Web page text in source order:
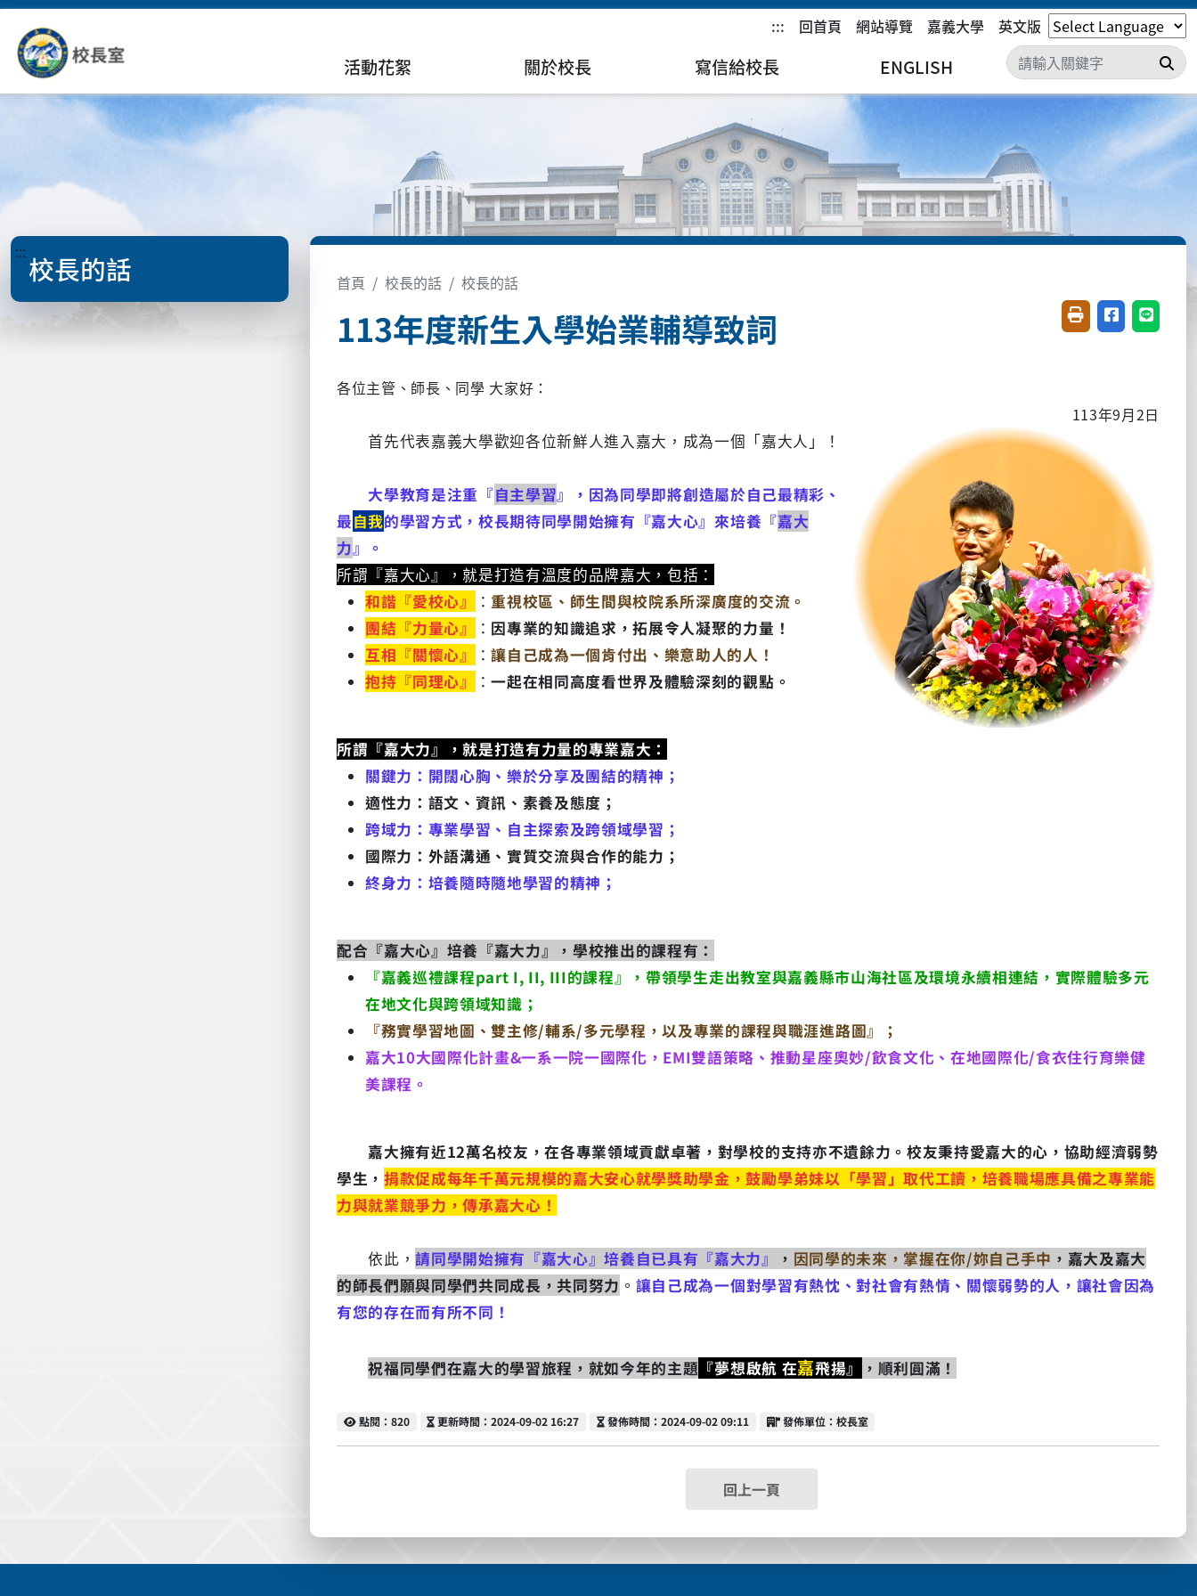
::: 回首頁 網站導覽 嘉義大學 英文版
活動花絮 關於校長 寫信給校長 ENGLISH 搜
::: 校長的話 首頁 校長的話 校長的話
113年度新生入學始業輔導致詞 友善列印(開新視窗)
分享至臉書(
分享至
各位主管、師長、同學 大家好：
113年9月2日
首先代表嘉義大學歡迎各位新鮮人進入嘉大，成為一個「嘉大人」！
大學教育是注重『自主學習』，因為同學即將創造屬於自己最精彩、
最自我的學習方式，校長期待同學開始擁有『嘉大心』來培養『嘉大
力』。
所謂『嘉大心』，就是打造有溫度的品牌嘉大，包括：
和諧『愛校心』
：重視校區、師生間與校院系所深廣度的交流。
團結『力量心』
： 因專業的知識追求，拓展令人凝聚的力量！
互相『關懷心』
：讓自己成為一個肯付出、樂意助人的人！
抱持『同理心』
：一起在相同高度看世界及體驗深刻的觀點。
所謂『嘉大力』，就是打造有力量的專業嘉大：
關鍵力：開闊心胸、樂於分享及團結的精神；
適性力：語文、資訊、素養及態度；
跨域力：專業學習、自主探索及跨領域學習；
國際力：外語溝通、實質交流與合作的能力；
終身力：培養隨時隨地學習的精神；
配合『嘉大心』培養『嘉大力』，學校推出的課程有：
『嘉義巡禮課程part I, II, III的課程』，帶領學生走出教室與嘉義縣市山海社區及環境永續相連結，實際體驗多元
在地文化與跨領域知識；
『務實學習地圖、雙主修/輔系/多元學程，以及專業的課程與職涯進路圖』；
嘉大10大國際化計畫&一系一院一國際化，EMI雙語策略、推動星座奧妙/飲食文化、在地國際化/食衣住行育樂健
美課程。
嘉大擁有近12萬名校友，在各專業領域貢獻卓著，對學校的支持亦不遺餘力。校友秉持愛嘉大的心，協助經濟弱勢
學生，捐款促成每年千萬元規模的嘉大安心就學獎助學金，鼓勵學弟妹以「學習」取代工讀，培養職場應具備之專業能
力與就業競爭力，傳承嘉大心！
依此，請同學開始擁有『嘉大心』培養自已具有『嘉大力』 ， 因同學的未來，掌握在你/妳自己手中 ，嘉大及嘉大
的師長們願與同學們共同成長，共同努力 。 讓自己成為一個對學習有熱忱、對社會有熱情、關懷弱勢的人，讓社會因為
有您的存在而有所不同！
祝福同學們在嘉大的學習旅程，就如今年的主題 『夢想啟航 在嘉飛揚』 ，順利圓滿！
點閱
點閱：820 更新時間
更新時間：2024-09-02 16:27 發佈時間
發佈時間：2024-09-02 09:11 發佈單位
發佈單位：校長室
回上一頁